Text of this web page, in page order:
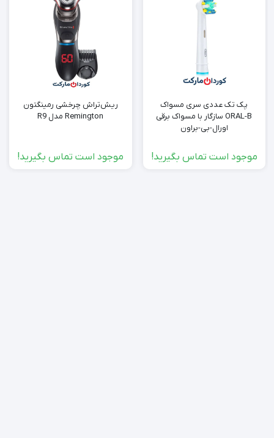
پک تک عددی سری مسواک
ORAL-B سازگار با مسواک برقی
اورال-بی-براون
موجود است تماس بگیرید!
ریش‌تراش چرخشی رمینگتون
Remington مدل R9
موجود است تماس بگیرید!